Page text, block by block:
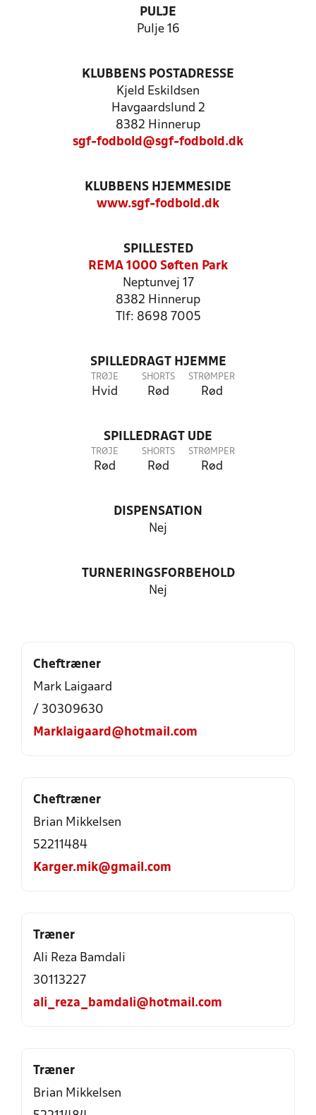
PULJE
Pulje 16
KLUBBENS POSTADRESSE
Kjeld Eskildsen
Havgaardslund 2
8382 Hinnerup
sgf-fodbold@sgf-fodbold.dk
KLUBBENS HJEMMESIDE
www.sgf-fodbold.dk
SPILLESTED
REMA 1000 Søften Park
Neptunvej 17
8382 Hinnerup
Tlf: 8698 7005
SPILLEDRAGT HJEMME
TRØJE
Hvid
SHORTS
Rød
STRØMPER
Rød
SPILLEDRAGT UDE
TRØJE
Rød
SHORTS
Rød
STRØMPER
Rød
DISPENSATION
Nej
TURNERINGSFORBEHOLD
Nej
Cheftræner
Mark Laigaard
/ 30309630
Marklaigaard@hotmail.com
Cheftræner
Brian Mikkelsen
52211484
Karger.mik@gmail.com
Træner
Ali Reza Bamdali
30113227
ali_reza_bamdali@hotmail.com
Træner
Brian Mikkelsen